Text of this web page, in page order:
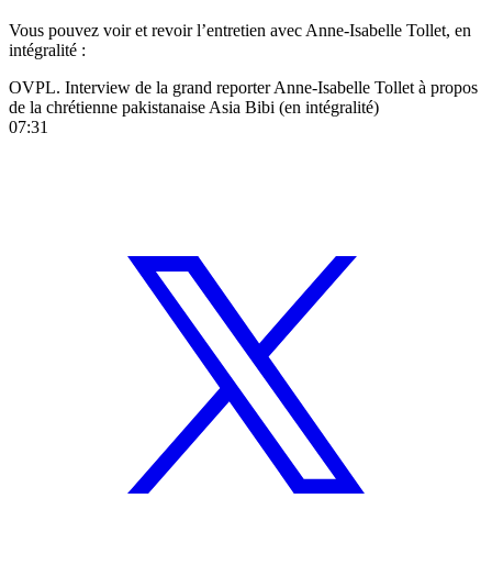
Vous pouvez voir et revoir l’entretien avec Anne-Isabelle Tollet, en
intégralité :
OVPL. Interview de la grand reporter Anne-Isabelle Tollet à propos
de la chrétienne pakistanaise Asia Bibi (en intégralité)
07:31